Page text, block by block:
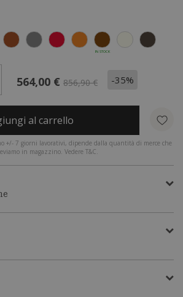
IN STOCK
564,00 € 856,90 € -35%
al carrello
+/- 7 giorni lavorativi, dipende dalla quantità di merce che
in magazzino. Vedere T&C.